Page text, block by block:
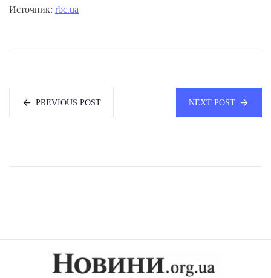
Источник: rbc.ua
PREVIOUS POST NEXT POST